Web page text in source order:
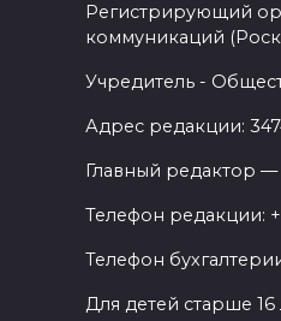
Регистрирующий
коммуникаций
Учредитель -
Адрес редакции:
Главный редактор
Телефон редакции:
Телефон
Для детей старше 16